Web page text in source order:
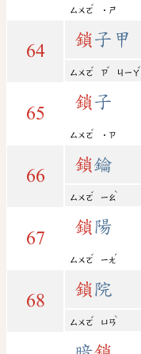
ㄙㄨㄛ
ˇ
˙ㄕ
64
鎖子甲
ㄙㄨㄛ
ˇ
ㄗ
ˇ
ㄐㄧㄚ
ˇ
65
鎖子
ㄙㄨㄛ
ˇ
˙ㄗ
66
鎖鑰
ㄙㄨㄛ
ˇ
ㄧㄠ
ˋ
67
鎖陽
ㄙㄨㄛ
ˇ
ㄧㄤ
ˊ
68
鎖院
ㄙㄨㄛ
ˇ
ㄩㄢ
ˋ